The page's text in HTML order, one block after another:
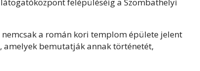
felépüléséig a Szombathelyi
a román kori templom épülete jelent
amelyek bemutatják annak történetét,